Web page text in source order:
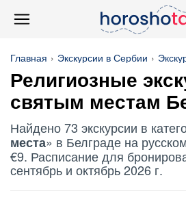
Главная Экскурсии в Сербии
Религиозные
святым местам
Найдено 73 экскурсии в
места» в Белграде на
€9. Расписание для
сентябрь и октябрь 2026 г.